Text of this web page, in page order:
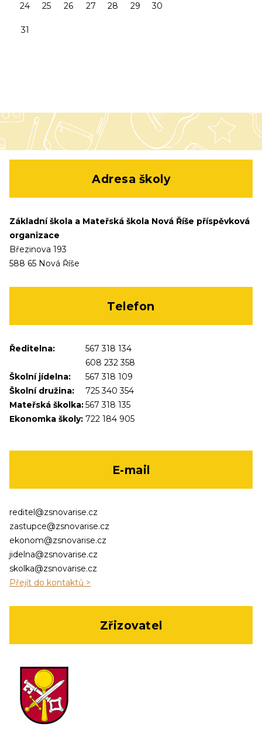
24 25 26 27 28 29 30
31
Adresa školy
Základní škola a Mateřská škola Nová Říše příspěvková
organizace
Březinova 193
588 65 Nová Říše
Telefon
Ředitelna:
567 318 134
608 232 358
Školní jídelna:
567 318 109
Školní družina:
725 340 354
Mateřská školka:567 318 135
Ekonomka školy: 722 184 905
E-mail
reditel@zsnovarise.cz
zastupce@zsnovarise.cz
ekonom@zsnovarise.cz
jidelna@zsnovarise.cz
skolka@zsnovarise.cz
Přejít do kontaktů >
Zřizovatel